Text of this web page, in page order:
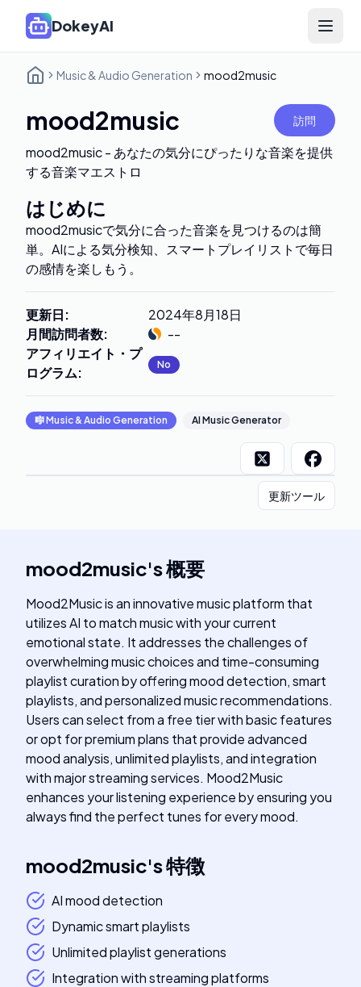
DokeyAI Open
Music & Audio Generation mood2music
mood2music 訪問
mood2music - あなたの気分にぴったりな音楽を提供
する音楽マエストロ
はじめに
mood2musicで気分に合った音楽を見つけるのは簡
単。AIによる気分検知、スマートプレイリストで毎日
の感情を楽しもう。
更新日:
2024年8月18日
月間訪問者数:
--
アフィリエイト・プ
ログラム: No
🎼Music & Audio Generation AI Music Generator
更新ツール
mood2music's概要
Mood2Music is an innovative music platform that
utilizes AI to match music with your current
emotional state. It addresses the challenges of
overwhelming music choices and time-consuming
playlist curation by offering mood detection, smart
playlists, and personalized music recommendations.
Users can select from a free tier with basic features
or opt for premium plans that provide advanced
mood analysis, unlimited playlists, and integration
with major streaming services. Mood2Music
enhances your listening experience by ensuring you
always find the perfect tunes for every mood.
mood2music's特徴
AI mood detection
Dynamic smart playlists
Unlimited playlist generations
Integration with streaming platforms